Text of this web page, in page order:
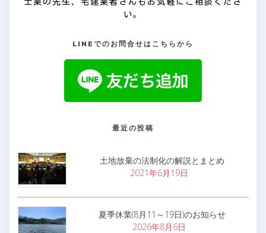
士業の先生、宅建業者さんもお気軽にご相談くださ
い。
LINEでのお問合せはこちらから
最近の投稿
土地放棄の法制化の解説とまとめ
2021年6月19日
夏季休業(8月11～19日)のお知らせ
2026年8月6日